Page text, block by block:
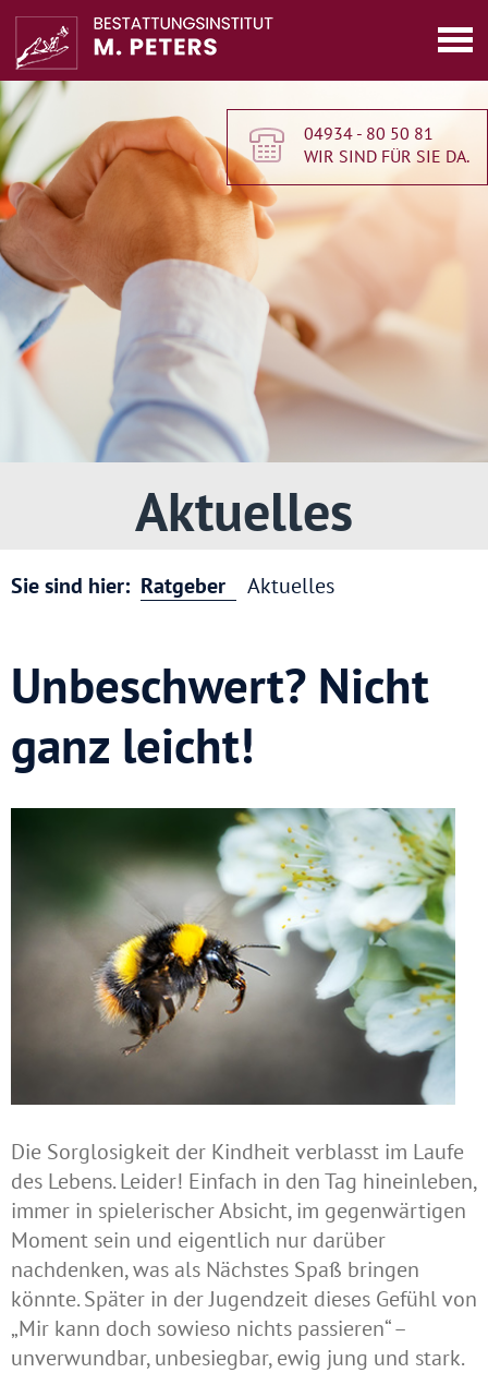
04934 - 80 50 81
WIR SIND FÜR SIE DA.
Aktuelles
Sie sind hier: Ratgeber Aktuelles
Unbeschwert? Nicht
ganz leicht!
Die Sorglosigkeit der Kindheit verblasst im Laufe
des Lebens. Leider! Einfach in den Tag hineinleben,
immer in spielerischer Absicht, im gegenwärtigen
Moment sein und eigentlich nur darüber
nachdenken, was als Nächstes Spaß bringen
könnte. Später in der Jugendzeit dieses Gefühl von
„Mir kann doch sowieso nichts passieren“ –
unverwundbar, unbesiegbar, ewig jung und stark.